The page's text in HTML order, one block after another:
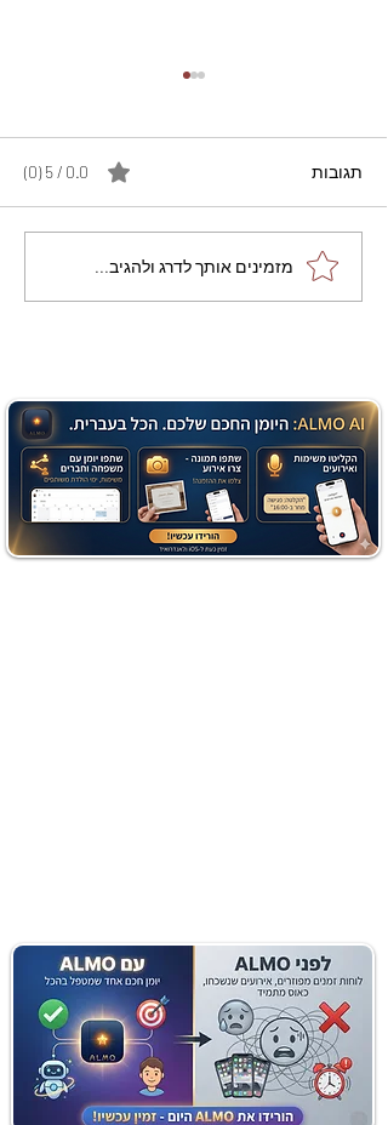
מתכון מנצח עוגת מייפל
שוקולד בחושה וקלה - זיוה
תגובות 0.0 / 5 ‏(0)
מזמינים אותך לדרג ולהגיב...